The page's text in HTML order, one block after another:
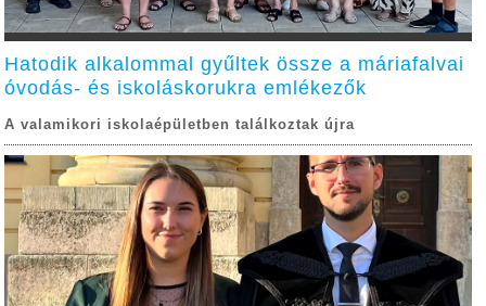
Hatodik alkalommal gyűltek össze a máriafalvai
óvodás- és iskoláskorukra emlékezők
A valamikori iskolaépületben találkoztak újra